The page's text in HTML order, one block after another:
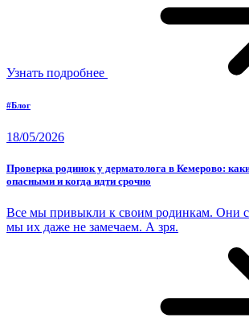
Узнать подробнее
#Блог
18/05/2026
Проверка родинок у дерматолога в Кемерово:
опасными и когда идти срочно
Все мы привыкли к своим родинкам. Они с
мы их даже не замечаем. А зря.